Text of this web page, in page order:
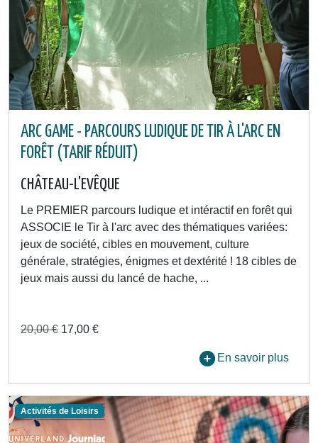
ARC GAME - PARCOURS LUDIQUE DE TIR À L'ARC EN
FORÊT (TARIF RÉDUIT)
CHÂTEAU-L'EVÊQUE
Le PREMIER parcours ludique et intéractif en forêt qui
ASSOCIE le Tir à l'arc avec des thématiques variées:
jeux de société, cibles en mouvement, culture
générale, stratégies, énigmes et dextérité ! 18 cibles de
jeux mais aussi du lancé de hache, ...
20,00 € 17,00 €
En savoir plus
Activités de Loisirs